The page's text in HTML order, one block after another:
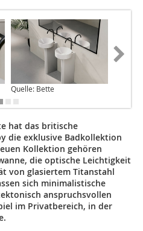
Quelle: Bette
hat das britische
die exklusive Badkollektion
Kollektion gehören
die optische Leichtigkeit
von glasiertem Titanstahl
sich minimalistische
anspruchsvollen
im Privatbereich, in der